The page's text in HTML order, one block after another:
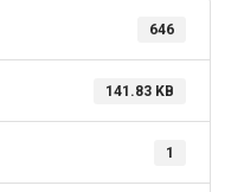
646
141.83 KB
1